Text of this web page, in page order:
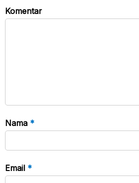
Komentar
Nama *
Email *